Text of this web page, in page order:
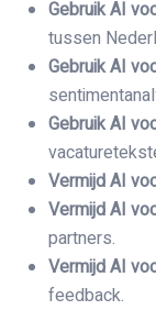
Gebruik AI
tussen
Gebruik AI
Gebruik AI
Vermijd AI
Vermijd AI
partners.
Vermijd AI
feedback.